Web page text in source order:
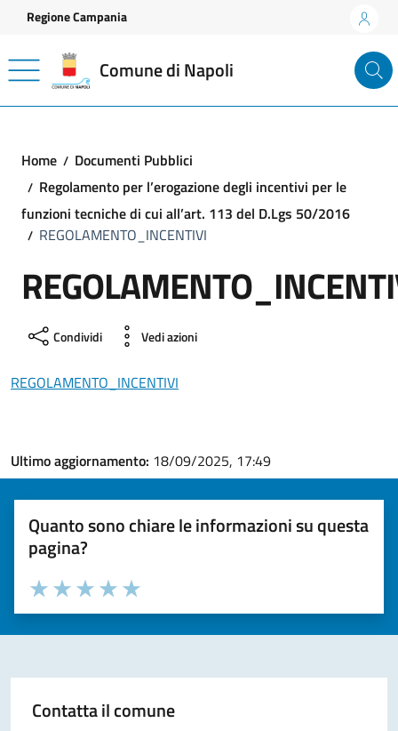
Vai ai contenuti
Vai al footer
Regione Campania
Comune di Napoli
Home
Documenti Pubblici
Regolamento per l’erogazione degli incentivi per le
funzioni tecniche di cui all’art. 113 del D.Lgs 50/2016
REGOLAMENTO_INCENTIVI
Condividi Vedi azioni
REGOLAMENTO_INCENTIVI
Ultimo aggiornamento: 18/09/2025, 17:49
Quanto sono chiare le informazioni su questa
pagina?
Valuta la chiarezza delle informazioni (da 1 a 5 stelle)
Seleziona il numero di stelle per valutare la chiarezza delle
Valuta 5 stelle su 5
Valuta 4 stelle su 5
Valuta 3 stelle su 5
Valuta 2 stelle su 5
Valuta 1 stelle su 5
Contatta il comune